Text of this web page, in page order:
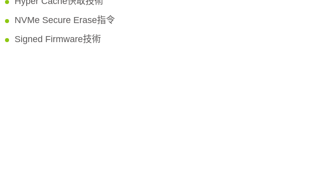
NVMe Secure Erase指令
Signed Firmware技術